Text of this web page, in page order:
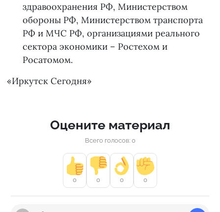
здравоохранения РФ, Министерством
обороны РФ, Министерством транспорта
РФ и МЧС РФ, организациями реального
сектора экономики – Ростехом и
Росатомом.
«Иркутск Сегодня»
Оцените материал
Всего голосов: 0
0 0 0 0